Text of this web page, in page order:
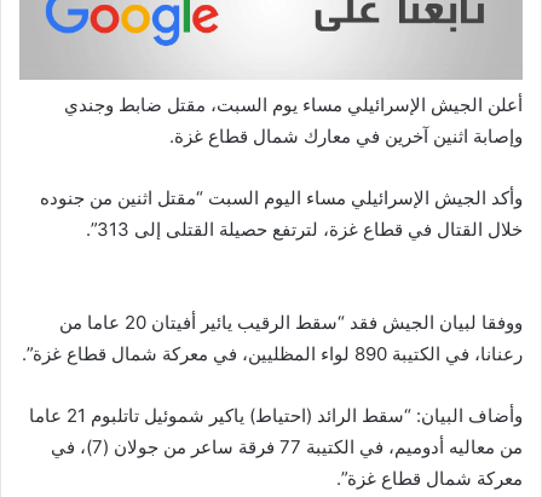
أعلن الجيش الإسرائيلي مساء يوم السبت، مقتل ضابط وجندي
وإصابة اثنين آخرين في معارك شمال قطاع غزة.
وأكد الجيش الإسرائيلي مساء اليوم السبت “مقتل اثنين من جنوده
خلال القتال في قطاع غزة، لترتفع حصيلة القتلى إلى 313”.
ووفقا لبيان الجيش فقد “سقط الرقيب يائير أفيتان 20 عاما من
رعنانا، في الكتيبة 890 لواء المظليين، في معركة شمال قطاع غزة”.
وأضاف البيان: “سقط الرائد (احتياط) ياكير شموئيل تاتلبوم 21 عاما
من معاليه أدوميم، في الكتيبة 77 فرقة ساعر من جولان (7)، في
معركة شمال قطاع غزة”.